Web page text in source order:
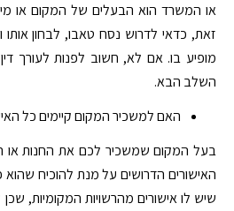
או המשרד הוא הבעלים של המקום או
זאת, כדאי לדרוש נסח טאבו, לבחון
מופיע בו. אם לא, חשוב לפנות לעורך
השלב הבא.
האם למשכיר המקום קיימים כל
בעל המקום שמשכיר לכם את החנות
האישורים הדרושים על מנת להוכיח שהוא
שיש לו אישורים מהרשויות המקומיות,